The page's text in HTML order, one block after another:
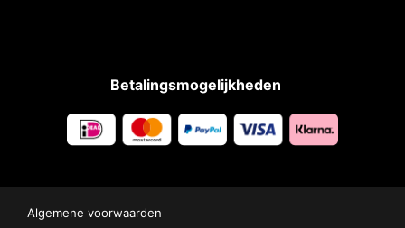
Betalingsmogelijkheden
Algemene voorwaarden